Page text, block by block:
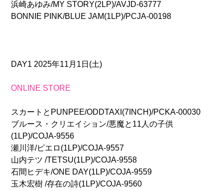
浜崎あゆみ/MY STORY(2LP)/AVJD-63777
BONNIE PINK/BLUE JAM(1LP)/PCJA-00198
DAY1 2025年11月1日(土)
ONLINE STORE
スカートとPUNPEE/ODDTAXI(7INCH)/PCKA-00030
ブルース・クリエイション/悪魔と11人の子供
(1LP)/COJA-9556
瀬川洋/ピエロ(1LP)/COJA-9557
山内テツ /TETSU(1LP)/COJA-9558
石間ヒデキ/ONE DAY(1LP)/COJA-9559
玉木宏樹 /存在の詩(1LP)/COJA-9560